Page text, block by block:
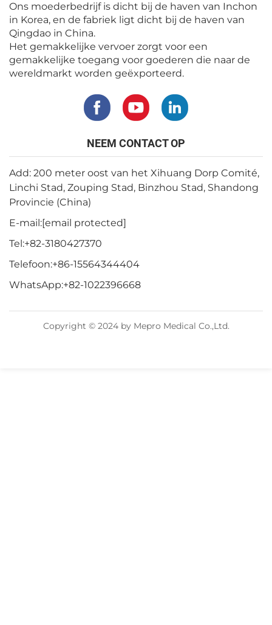
Ons moederbedrijf is dicht bij de haven van Inchon
in Korea, en de fabriek ligt dicht bij de haven van
Qingdao in China.
Het gemakkelijke vervoer zorgt voor een
gemakkelijke toegang voor goederen die naar de
wereldmarkt worden geëxporteerd.
NEEM CONTACT OP
Add: 200 meter oost van het Xihuang Dorp Comité,
Linchi Stad, Zouping Stad, Binzhou Stad, Shandong
Provincie (China)
E-mail:[email protected]
Tel:+82-3180427370
Telefoon:+86-15564344404
WhatsApp:+82-1022396668
Copyright © 2024 by Mepro Medical Co.,Ltd.